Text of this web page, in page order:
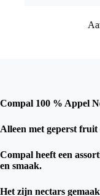
Compal 100 % Appel
Alleen met geperst
Compal heeft een
en smaak.
Het zijn nectars